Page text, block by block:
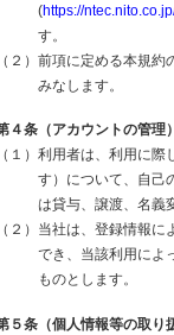
(https://
す。
（２）前項に定める本規
みなします。
４条（アカウントの管理）
（１）利用者は、利用に
す）について、自己
は貸与、譲渡、名義
（２）当社は、登録情報
でき、当該利用によ
ものとします。
５条（個人情報等の取り